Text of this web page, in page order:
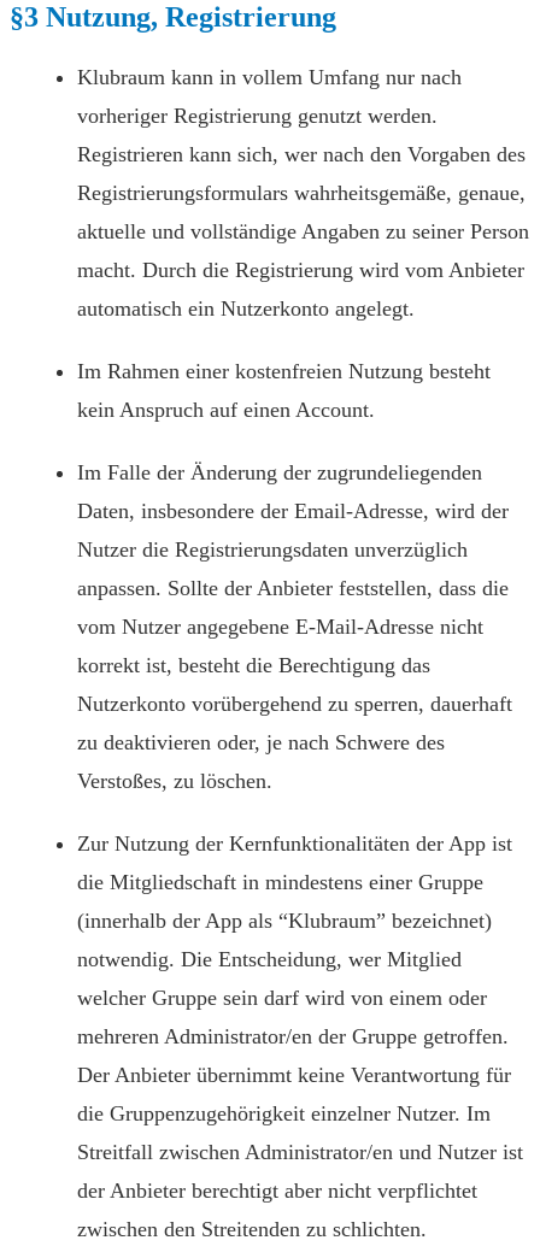
§3 Nutzung, Registrierung
Klubraum kann in vollem Umfang nur nach
vorheriger Registrierung genutzt werden.
Registrieren kann sich, wer nach den Vorgaben des
Registrierungsformulars wahrheitsgemäße, genaue,
aktuelle und vollständige Angaben zu seiner Person
macht. Durch die Registrierung wird vom Anbieter
automatisch ein Nutzerkonto angelegt.
Im Rahmen einer kostenfreien Nutzung besteht
kein Anspruch auf einen Account.
Im Falle der Änderung der zugrundeliegenden
Daten, insbesondere der Email-Adresse, wird der
Nutzer die Registrierungsdaten unverzüglich
anpassen. Sollte der Anbieter feststellen, dass die
vom Nutzer angegebene E-Mail-Adresse nicht
korrekt ist, besteht die Berechtigung das
Nutzerkonto vorübergehend zu sperren, dauerhaft
zu deaktivieren oder, je nach Schwere des
Verstoßes, zu löschen.
Zur Nutzung der Kernfunktionalitäten der App ist
die Mitgliedschaft in mindestens einer Gruppe
(innerhalb der App als “Klubraum” bezeichnet)
notwendig. Die Entscheidung, wer Mitglied
welcher Gruppe sein darf wird von einem oder
mehreren Administrator/en der Gruppe getroffen.
Der Anbieter übernimmt keine Verantwortung für
die Gruppenzugehörigkeit einzelner Nutzer. Im
Streitfall zwischen Administrator/en und Nutzer ist
der Anbieter berechtigt aber nicht verpflichtet
zwischen den Streitenden zu schlichten.